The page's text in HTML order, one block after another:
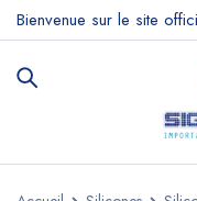
Bienvenue sur le site